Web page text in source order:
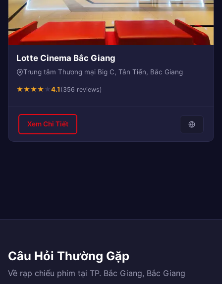
Lotte Cinema Bắc Giang
Trung tâm Thương mại Big C, Tân Tiến, Bắc Giang
★★★★★4.1 (356 reviews)
Xem Chi Tiết
Câu Hỏi Thường Gặp
Về rạp chiếu phim tại TP. Bắc Giang, Bắc Giang